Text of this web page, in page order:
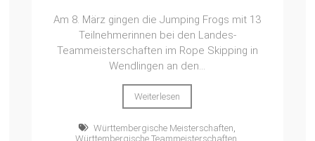
Am 8. März gingen die Jumping Frogs mit 13
Teilnehmerinnen bei den Landes-
Teammeisterschaften im Rope Skipping in
Wendlingen an den...
Weiterlesen
Württembergische Meisterschaften
Württembergische Teammeisterschaften